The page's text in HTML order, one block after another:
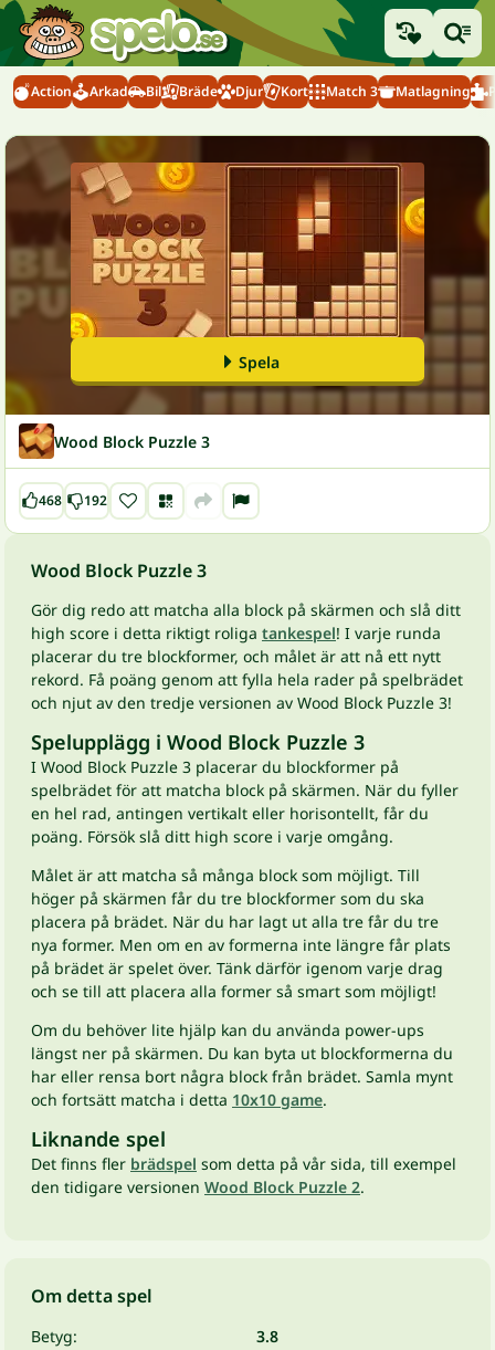
Action Arkad Bil Bräde Djur Kort Match 3 Matlagning
Spela
Wood Block Puzzle 3
468 192
Wood Block Puzzle 3
Gör dig redo att matcha alla block på skärmen och slå ditt
high score i detta riktigt roliga tankespel! I varje runda
placerar du tre blockformer, och målet är att nå ett nytt
rekord. Få poäng genom att fylla hela rader på spelbrädet
och njut av den tredje versionen av Wood Block Puzzle 3!
Spelupplägg i Wood Block Puzzle 3
I Wood Block Puzzle 3 placerar du blockformer på
spelbrädet för att matcha block på skärmen. När du fyller
en hel rad, antingen vertikalt eller horisontellt, får du
poäng. Försök slå ditt high score i varje omgång.
Målet är att matcha så många block som möjligt. Till
höger på skärmen får du tre blockformer som du ska
placera på brädet. När du har lagt ut alla tre får du tre
nya former. Men om en av formerna inte längre får plats
på brädet är spelet över. Tänk därför igenom varje drag
och se till att placera alla former så smart som möjligt!
Om du behöver lite hjälp kan du använda power-ups
längst ner på skärmen. Du kan byta ut blockformerna du
har eller rensa bort några block från brädet. Samla mynt
och fortsätt matcha i detta 10x10 game.
Liknande spel
Det finns fler brädspel som detta på vår sida, till exempel
den tidigare versionen Wood Block Puzzle 2.
Om detta spel
Betyg:
3.8